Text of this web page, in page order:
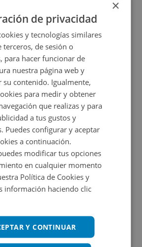
en ENMEDIO 5-7-9,
9,9m2
×
de privacidad
y tecnologías similares
terceros, de sesión o
para hacer funcionar de
nuestra página web y
su contenido. Igualmente,
para medir y obtener
que realizas y para
a tus gustos y
Puedes configurar y aceptar
a continuación.
modificar tus opciones
en cualquier momento
Política de Cookies y
información haciendo clic
Y CONTINUAR